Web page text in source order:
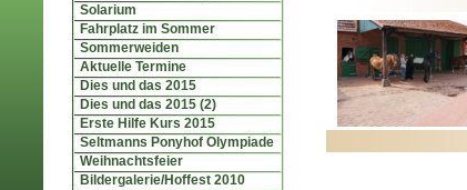
Solarium
Fahrplatz im Sommer
Sommerweiden
Aktuelle Termine
Dies und das 2015
Dies und das 2015 (2)
Erste Hilfe Kurs 2015
Seltmanns Ponyhof Olympiade
Weihnachtsfeier
Bildergalerie/Hoffest 2010